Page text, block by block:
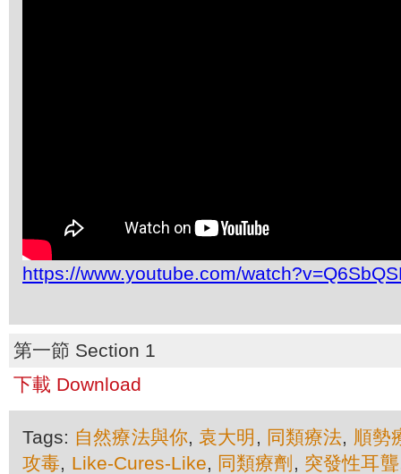
https://www.youtube.com/
第一節 Section 1
下載 Download
Tags: 自然療法與你,袁大明 , 同類療法, 順勢
攻毒, Like-Cures-Like, 同類療劑 , 突發性耳聾